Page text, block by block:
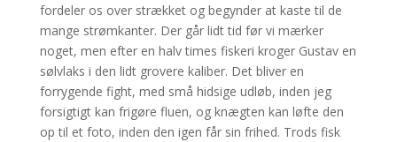
fordeler os over strækket og begynder at kaste til de
mange strømkanter. Der går lidt tid før vi mærker
noget, men efter en halv times fiskeri kroger Gustav en
sølvlaks i den lidt grovere kaliber. Det bliver en
forrygende fight, med små hidsige udløb, inden jeg
forsigtigt kan frigøre fluen, og knægten kan løfte den
op til et foto, inden den igen får sin frihed. Trods fisk